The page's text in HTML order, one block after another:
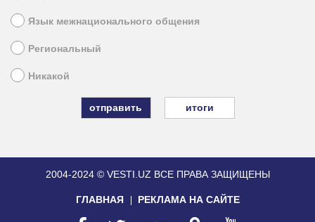
Язык межнационального общения
Региональный
Никакой
итоги
2004-2024 © VESTI.UZ ВСЕ ПРАВА ЗАЩИЩЕНЫ
ГЛАВНАЯ РЕКЛАМА НА САЙТЕ